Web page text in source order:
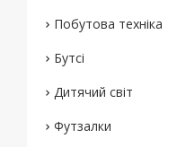
Побутова техніка
Бутсі
Дитячий світ
Футзалки